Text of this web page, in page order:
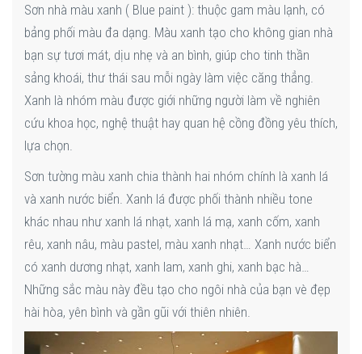
Sơn nhà màu xanh ( Blue paint ): thuộc gam màu lạnh, có
bảng phối màu đa dạng. Màu xanh tạo cho không gian nhà
bạn sự tươi mát, dịu nhẹ và an bình, giúp cho tinh thần
sảng khoái, thư thái sau mỗi ngày làm việc căng thẳng.
Xanh là nhóm màu được giới những người làm về nghiên
cứu khoa học, nghệ thuật hay quan hệ cồng đồng yêu thích,
lựa chọn.
Sơn tường màu xanh chia thành hai nhóm chính là xanh lá
và xanh nước biển. Xanh lá được phối thành nhiều tone
khác nhau như xanh lá nhạt, xanh lá mạ, xanh cốm, xanh
rêu, xanh nâu, màu pastel, màu xanh nhạt… Xanh nước biển
có xanh dương nhạt, xanh lam, xanh ghi, xanh bạc hà…
Những sắc màu này đều tạo cho ngôi nhà của bạn vè đẹp
hài hòa, yên bình và gần gũi với thiên nhiên.